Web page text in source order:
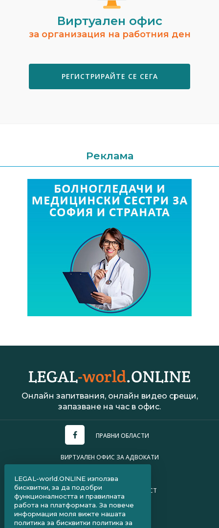
Виртуален офис
за организация на работния ден
РЕГИСТРИРАЙТЕ СЕ СЕГА
Реклама
Онлайн запитвания, онлайн видео срещи,
запазване на час в офис.
ПРАВНИ ОБЛАСТИ
ВИРТУАЛЕН ОФИС ЗА АДВОКАТИ
ПОЛИТИКА ЗА ПОВЕРИТЕЛНОСТ
ЧЗВ ЗА КЛИЕНТИ
ЧЗВ ЗА АДВОКАТИ
LEGAL-world.ONLINE използва
бисквитки, за да подобри
функционалността и правилната
работа на платформата. За повече
информация моля вижте нашата
политика за бисквитки политика за